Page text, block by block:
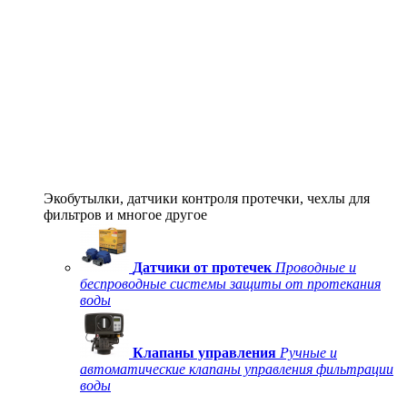
Экобутылки, датчики контроля протечки, чехлы для
фильтров и многое другое
Датчики от протечек Проводные и
беспроводные системы защиты от протекания
воды
Клапаны управления Ручные и
автоматические клапаны управления фильтрации
воды